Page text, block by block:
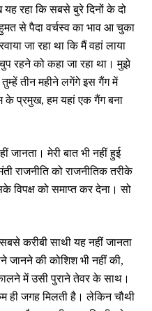
रहा कि सबसे बुरे दिनों के दो
से पैदा वर्चस्‍व का भाव आ चुका
जा रहा था कि मैं वहां लाया
रहने को कहा जा रहा था। मुझे
तीन महीने लगेंगे इस गैंग में
के प्रमुख, हम यहां एक गैंग बना
जानता। मेरी बात भी नहीं हुई
राजनीति को राजनीतिक तरीके
विपक्ष को समाप्‍त कर देना। सो
करीबी साथी यह नहीं जानता
की कोशिश भी नहीं की,
में उसी पुराने तेवर के साथ।
ही जगह मिलती है। लेकिन चौथी